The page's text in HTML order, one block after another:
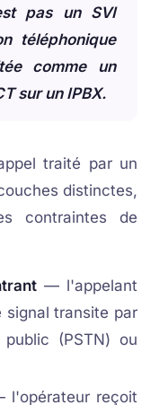
pas un SVI
téléphonique
comme un
sur un IPBX.
traité par un
distinctes,
contraintes de
— l'appelant
signal transite par
(PSTN) ou
reçoit